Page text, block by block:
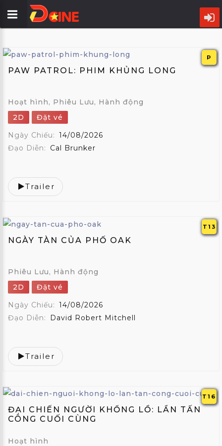
CHỦ
LỊCH
PHIM
RẠP
ĐÃI
TIN
ẢNH
THÀNH
FAQS
LIÊN
HỆ
GÓI
EN
P
PAW PATROL: PHIM KHỦNG LONG
Hoạt hình, Phiêu Lưu, Hành động
2D
Đặt vé
Ngày Chiếu: 14/08/2026
Đạo Diễn:
Cal Brunker
Trailer
T13
NGÀY TÀN CỦA PHỐ OAK
Phiêu Lưu, Hành động
2D
Đặt vé
Ngày Chiếu: 14/08/2026
Đạo Diễn:
David Robert Mitchell
Trailer
T16
ĐẠI CHIẾN NGƯỜI KHỔNG LỒ: LẦN TẤN
CÔNG CUỐI CÙNG
Hoạt hình